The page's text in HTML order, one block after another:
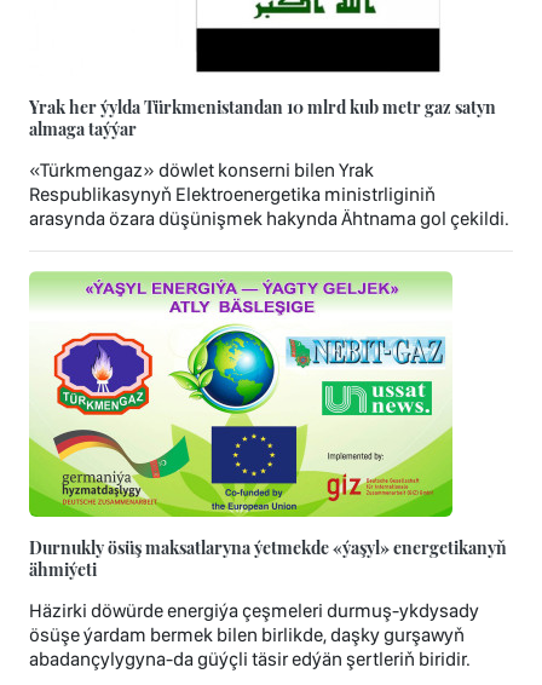
Yrak her ýylda Türkmenistandan 10 mlrd kub metr gaz satyn
almaga taýýar
«Türkmengaz» döwlet konserni bilen Yrak
Respublikasynyň Elektroenergetika ministrliginiň
arasynda özara düşünişmek hakynda Ähtnama gol çekildi.
Durnukly ösüş maksatlaryna ýetmekde «ýaşyl» energetikanyň
ähmiýeti
Häzirki döwürde energiýa çeşmeleri durmuş-ykdysady
ösüşe ýardam bermek bilen birlikde, daşky gurşawyň
abadançylygyna-da güýçli täsir edýän şertleriň biridir.